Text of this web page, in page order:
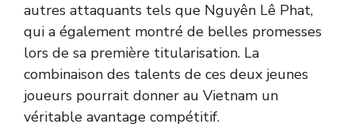
autres attaquants tels que Nguyên Lê Phat,
qui a également montré de belles promesses
lors de sa première titularisation. La
combinaison des talents de ces deux jeunes
joueurs pourrait donner au Vietnam un
véritable avantage compétitif.